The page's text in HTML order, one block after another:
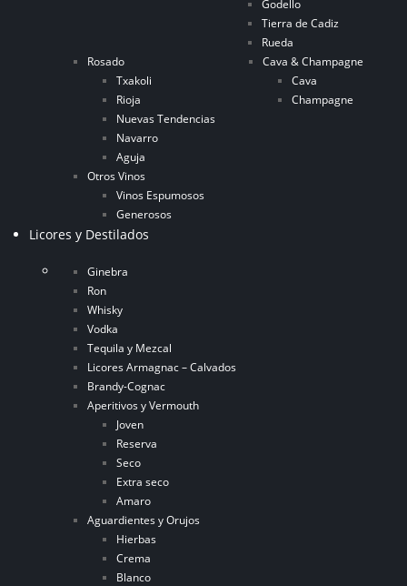
Godello
Tierra de Cadiz
Rueda
Rosado
Txakoli
Rioja
Nuevas Tendencias
Navarro
Aguja
Cava & Champagne
Cava
Champagne
Otros Vinos
Vinos Espumosos
Generosos
Licores y Destilados
Ginebra
Ron
Whisky
Vodka
Tequila y Mezcal
Licores Armagnac – Calvados
Brandy-Cognac
Aperitivos y Vermouth
Joven
Reserva
Seco
Extra seco
Amaro
Aguardientes y Orujos
Hierbas
Crema
Blanco